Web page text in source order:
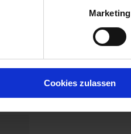
Marketing
Cookies zulassen